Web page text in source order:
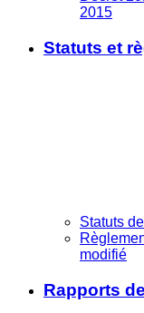
2015
Statuts et
Statuts
modifié
Rapports